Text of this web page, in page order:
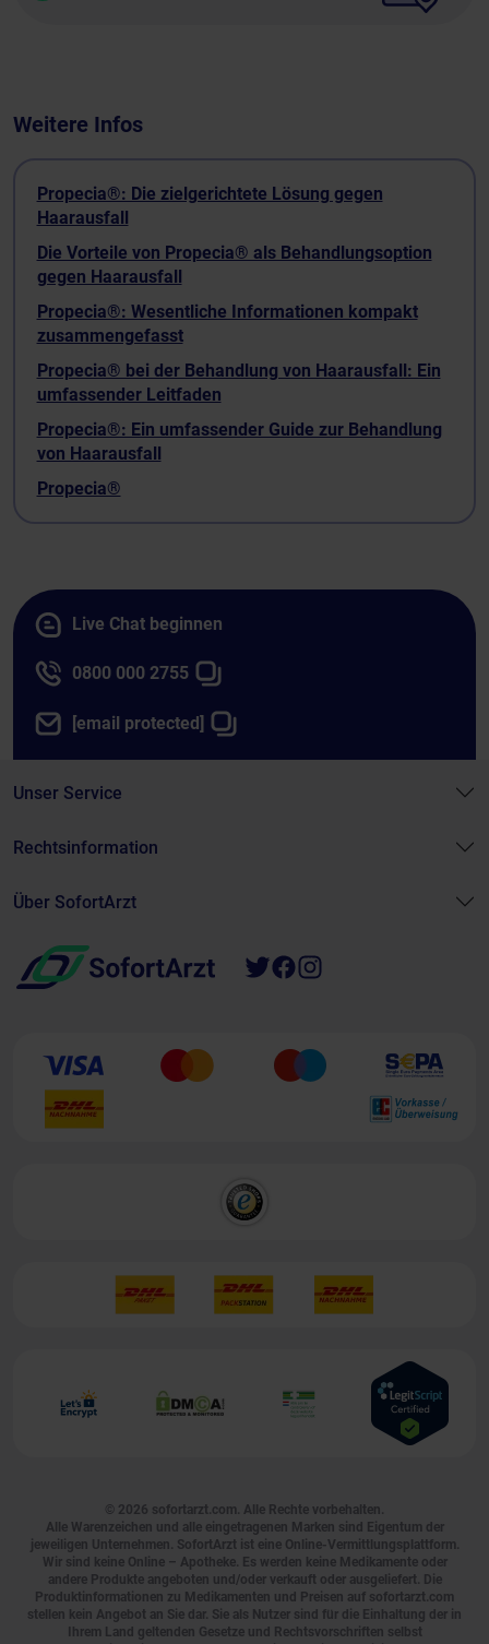
Weitere Infos
Propecia®: Die zielgerichtete Lösung gegen
Haarausfall
Die Vorteile von Propecia® als Behandlungsoption
gegen Haarausfall
Propecia®: Wesentliche Informationen kompakt
zusammengefasst
Propecia® bei der Behandlung von Haarausfall: Ein
umfassender Leitfaden
Propecia®: Ein umfassender Guide zur Behandlung
von Haarausfall
Propecia®
Live Chat beginnen
0800 000 2755
[email protected]
Unser Service
Rechtsinformation
Über SofortArzt
© 2026 sofortarzt.com. Alle Rechte vorbehalten.
Alle Warenzeichen und alle eingetragenen Marken sind Eigentum der
jeweiligen Unternehmen. SofortArzt ist eine Online-Vermittlungsplattform.
Wir sind keine Online – Apotheke. Es werden keine Medikamente oder
andere Produkte angeboten und/oder verkauft oder ausgeliefert. Die
Produktinformationen zu Medikamenten und Preisen auf sofortarzt.com
stellen kein Angebot an Sie dar. Sie als Nutzer sind für die Einhaltung der in
Ihrem Land geltenden Gesetze und Rechtsvorschriften selbst